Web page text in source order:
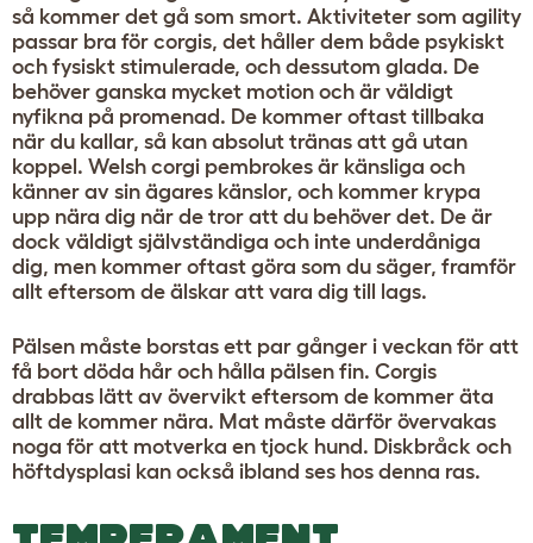
så kommer det gå som smort. Aktiviteter som agility
passar bra för corgis, det håller dem både psykiskt
och fysiskt stimulerade, och dessutom glada. De
behöver ganska mycket motion och är väldigt
nyfikna på promenad. De kommer oftast tillbaka
när du kallar, så kan absolut tränas att gå utan
koppel. Welsh corgi pembrokes är känsliga och
känner av sin ägares känslor, och kommer krypa
upp nära dig när de tror att du behöver det. De är
dock väldigt självständiga och inte underdåniga
dig, men kommer oftast göra som du säger, framför
allt eftersom de älskar att vara dig till lags.
Pälsen måste borstas ett par gånger i veckan för att
få bort döda hår och hålla pälsen fin. Corgis
drabbas lätt av övervikt eftersom de kommer äta
allt de kommer nära. Mat måste därför övervakas
noga för att motverka en tjock hund. Diskbråck och
höftdysplasi kan också ibland ses hos denna ras.